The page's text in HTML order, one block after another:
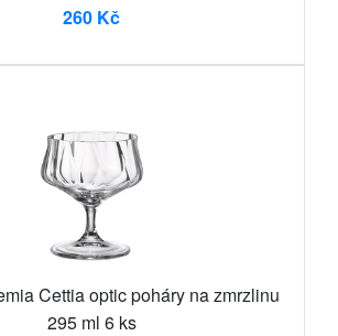
260 Kč
Cettia optic poháry na zmrzlinu
295 ml 6 ks